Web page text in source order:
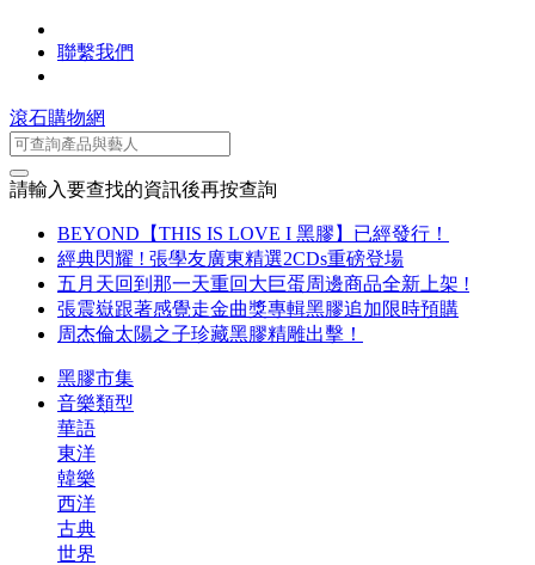
聯繫我們
滾石購物網
請輸入要查找的資訊後再按查詢
BEYOND【THIS IS LOVE I 黑膠】已經發行！
經典閃耀 ! 張學友廣東精選2CDs重磅登場
五月天回到那一天重回大巨蛋周邊商品全新上架 !
張震嶽跟著感覺走金曲獎專輯黑膠追加限時預購
周杰倫太陽之子珍藏黑膠精雕出擊！
黑膠市集
音樂類型
華語
東洋
韓樂
西洋
古典
世界